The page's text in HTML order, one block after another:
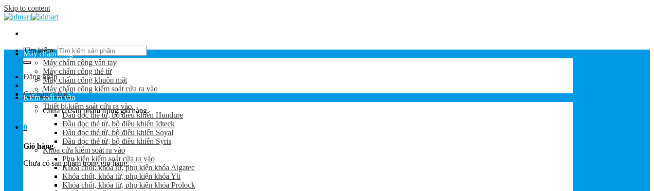
Skip to content
Tìm kiếm:
Đăng nhập
Giỏ hàng /0₫ 0
Chưa có sản phẩm trong giỏ hàng.
0
Giỏ hàng
Chưa có sản phẩm trong giỏ hàng.
Máy chấm công
Máy chấm công vân tay
Máy chấm công thẻ từ
Máy chấm công khuôn mặt
Máy chấm công kiểm soát cửa ra vào
Kiểm soát ra vào
Thiết bị kiểm soát cửa ra vào
Đầu đọc thẻ từ, bộ điều khiển Hundure
Đầu đọc thẻ từ, bộ điều khiển Idteck
Đầu đọc thẻ từ, bộ điều khiển Soyal
Đầu đọc thẻ từ, bộ điều khiển Syris
Khóa cửa kiểm soát ra vào
Phụ kiện kiểm soát cửa ra vào
Khóa chốt, khóa từ, phụ kiện khóa Algatec
Khóa chốt, khóa từ, phụ kiện khóa Yli
Khóa chốt, khóa từ, phụ kiện khóa Prolock